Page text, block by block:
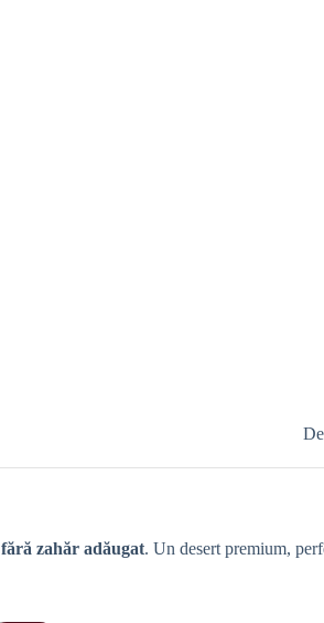
fără zahăr adăugat. Un desert premium,